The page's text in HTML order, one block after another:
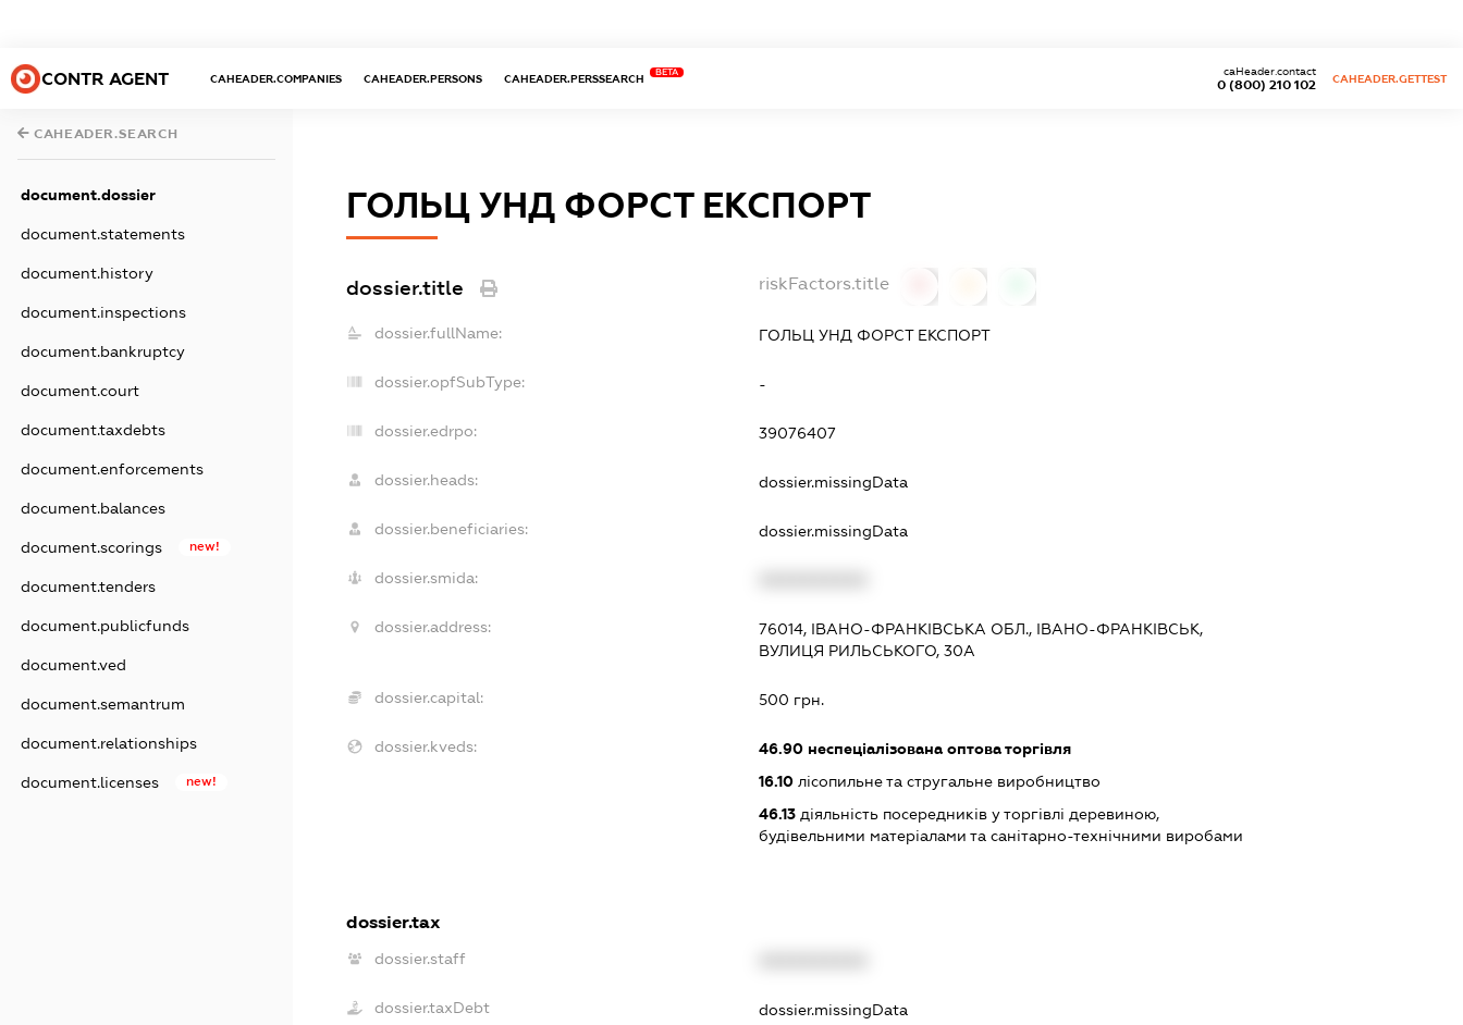
CONTR AGENT CAHEADER.COMPANIES CAHEADER.PERSONS CAHEADER.PERSSEARCH
BETA
0 (800) 210 102
caHeader.contact
CAHEADER.GETTEST
CAHEADER.SEARCH
document.dossier
document.statements
document.history
document.inspections
document.bankruptcy
document.court
document.taxdebts
document.enforcements
document.balances
document.scorings new!
document.tenders
document.publicfunds
document.ved
document.semantrum
document.relationships
document.licenses new!
ГОЛЬЦ УНД ФОРСТ ЕКСПОРТ
dossier.title riskFactors.title
dossier.fullName: ГОЛЬЦ УНД ФОРСТ ЕКСПОРТ
dossier.opfSubType: -
dossier.edrpo: 39076407
dossier.heads: dossier.missingData
dossier.beneficiaries: dossier.missingData
dossier.smida:
dossier.address:
76014, ІВАНО-ФРАНКІВСЬКА ОБЛ., ІВАНО-ФРАНКІВСЬК,
ВУЛИЦЯ РИЛЬСЬКОГО, 30А
dossier.capital: 500 грн.
dossier.kveds: 46.90 неспеціалізована оптова торгівля
16.10 лісопильне та стругальне виробництво
46.13 діяльність посередників у торгівлі деревиною,
будівельними матеріалами та санітарно-технічними виробами
dossier.tax
dossier.staff
dossier.taxDebt dossier.missingData